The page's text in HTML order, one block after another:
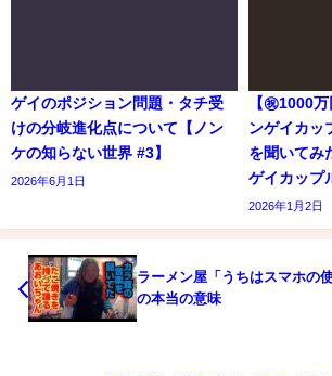
ゲイのポジション問題・タチ受
けの分岐進化点について【ノン
ケの知らない世界 #3】
2026年6月1日
【㊗️1000
ンゲイカッ
を聞いてみ
ゲイカップ
2026年1月2日
ラーメン屋「うちはスマホの
の本当の意味